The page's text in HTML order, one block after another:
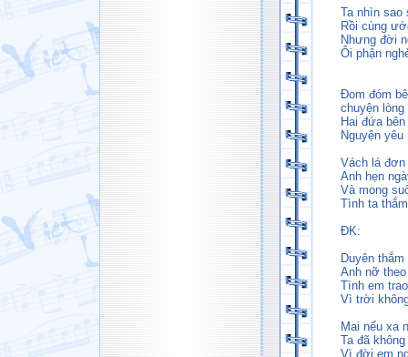
Ta nhìn sao
Rồi cùng
Nhưng đời
Ôi phận
Đom đóm
chuyện
Hai đứa
Nguyện
Vách lá
Anh hẹn
Và mong
Tình ta
ĐK:
Duyên
Anh nỡ
Tình em
Vì trời
Mai nếu xa
Ta đã
Vì đời em